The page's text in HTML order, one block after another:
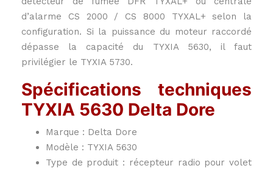
d’alarme CS 2000 / CS 8000 TYXAL+ selon la
configuration. Si la puissance du moteur raccordé
dépasse la capacité du TYXIA 5630, il faut
privilégier le TYXIA 5730.
Spécifications techniques
TYXIA 5630 Delta Dore
Marque : Delta Dore
Modèle : TYXIA 5630
Type de produit : récepteur radio pour volet